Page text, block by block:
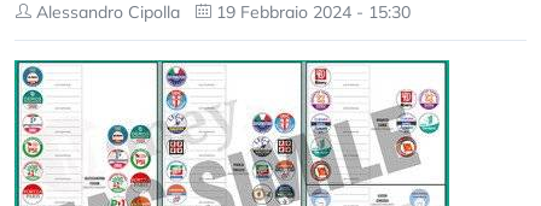
Alessandro Cipolla 19 Febbraio 2024 - 15:30